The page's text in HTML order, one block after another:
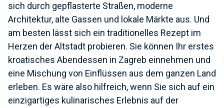
sich durch gepflasterte Straßen, moderne
Architektur, alte Gassen und lokale Märkte aus. Und
am besten lässt sich ein traditionelles Rezept im
Herzen der Altstadt probieren. Sie können Ihr erstes
kroatisches Abendessen in Zagreb einnehmen und
eine Mischung von Einflüssen aus dem ganzen Land
erleben. Es wäre also hilfreich, wenn Sie sich auf ein
einzigartiges kulinarisches Erlebnis auf der